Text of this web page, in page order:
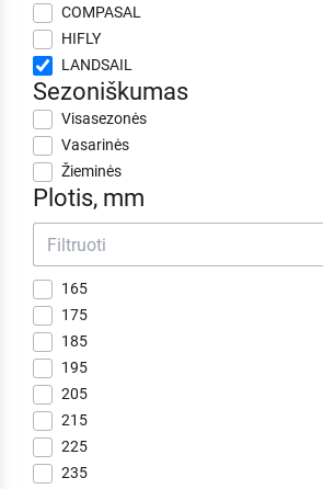
COMPASAL
HIFLY
LANDSAIL
Sezoniškumas
Visasezonės
Vasarinės
Žieminės
Plotis, mm
165
175
185
195
205
215
225
235